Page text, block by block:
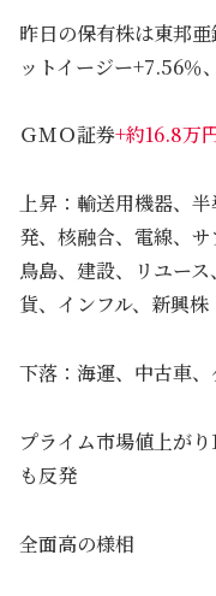
昨日の保有株は東邦
ットイージー+7.56％
ＧＭＯ証券+約16.8万
上昇：輸送用機器、
発、核融合、電線、
鳥島、建設、リユー
貨、インフル、新興株
下落：海運、中古車、
プライム市場値上が
も反発
全面高の様相